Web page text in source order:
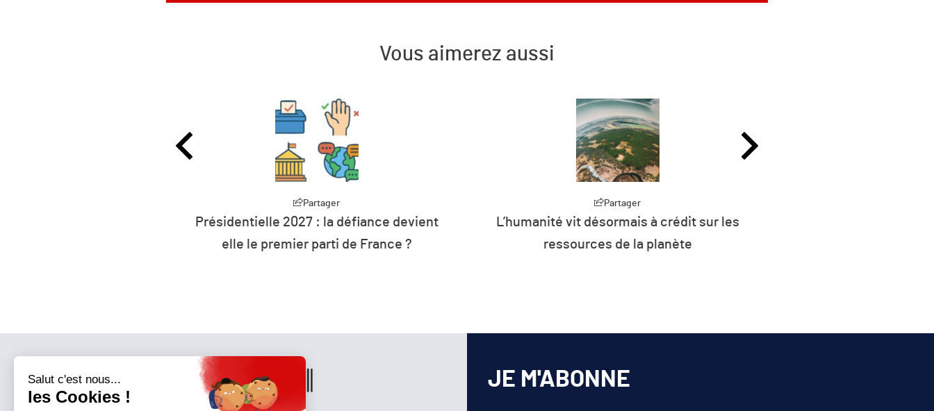
Vous aimerez aussi
Partager
Présidentielle 2027 : la défiance devient
elle le premier parti de France ?
Partager
L’humanité vit désormais à crédit sur les
ressources de la planète
JE M'ABONNE